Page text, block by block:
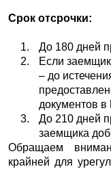
Срок отсрочки:
До 180 дней
Если
– до
документов
До 210 дней
заемщика
Обращаем
крайней для